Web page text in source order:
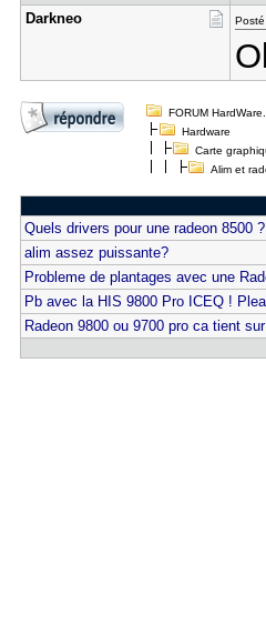
Darkneo
FORUM
Hardware
Carte
Alim et
Quels drivers pour une radeon 8500 ?
alim assez puissante?
Probleme de plantages avec une
Pb avec la HIS 9800 Pro ICEQ !
Radeon 9800 ou 9700 pro ca tient